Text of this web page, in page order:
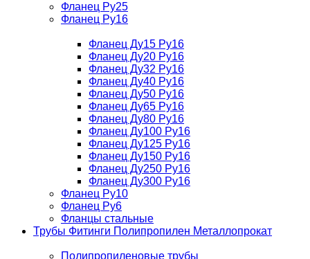
Фланец Ру25
Фланец Ру16
Фланец Ду15 Ру16
Фланец Ду20 Ру16
Фланец Ду32 Ру16
Фланец Ду40 Ру16
Фланец Ду50 Ру16
Фланец Ду65 Ру16
Фланец Ду80 Ру16
Фланец Ду100 Ру16
Фланец Ду125 Ру16
Фланец Ду150 Ру16
Фланец Ду250 Ру16
Фланец Ду300 Ру16
Фланец Ру10
Фланец Ру6
Фланцы стальные
Трубы Фитинги Полипропилен Металлопрокат
Полипропиленовые трубы